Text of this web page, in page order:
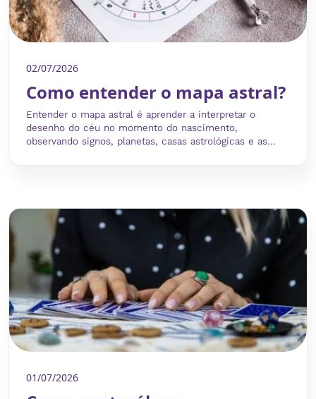
02/07/2026
Como entender o mapa astral?
Entender o mapa astral é aprender a interpretar o
desenho do céu no momento do nascimento,
observando signos, planetas, casas astrológicas e as...
01/07/2026